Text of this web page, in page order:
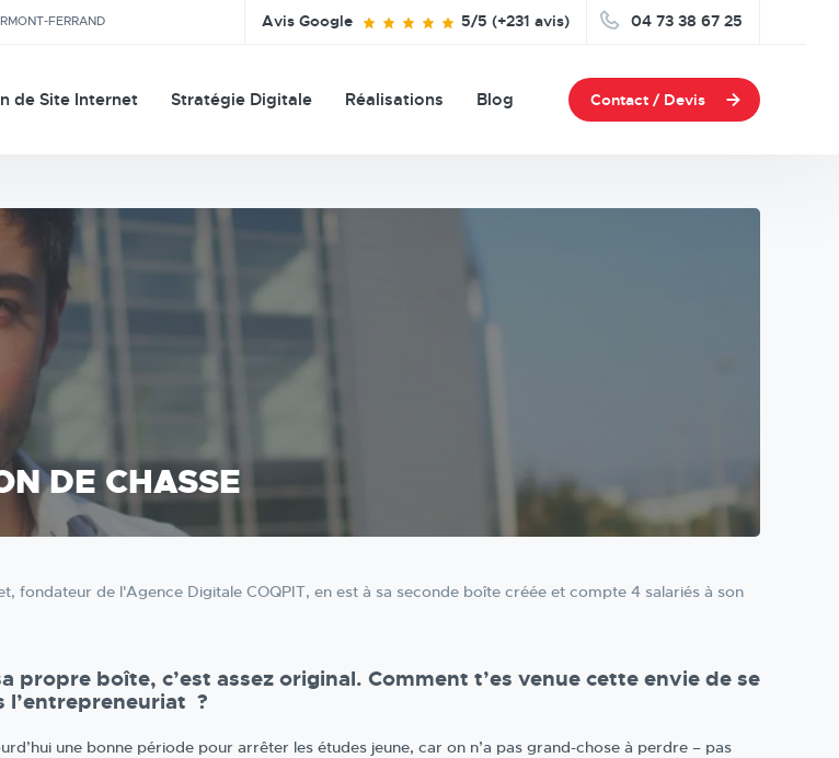
FERRAND Avis Google 5/5 (+231 avis) 04 73 38 67 25
Contact / Devis
de Site Internet Stratégie Digitale Réalisations Blog
DE CHASSE
fondateur de l'Agence Digitale COQPIT, en est à sa seconde boîte créée et compte 4 salariés à son
propre boîte, c’est assez original. Comment t’es venue cette envie de se
l’entrepreneuriat ?
une bonne période pour arrêter les études jeune, car on n’a pas grand-chose à perdre – pas